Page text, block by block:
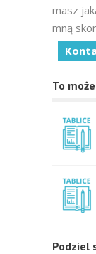
masz
mną
To
Podziel